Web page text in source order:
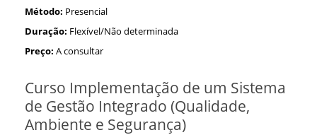
Método: Presencial
Duração: Flexível/Não determinada
Preço: A consultar
Curso Implementação de um Sistema
de Gestão Integrado (Qualidade,
Ambiente e Segurança)